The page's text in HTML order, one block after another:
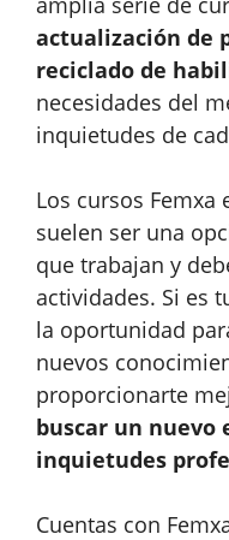
actualización de
reciclado de
necesidades del
inquietudes de
Los cursos Femxa
suelen ser una
que trabajan y
actividades. Si es
la oportunidad
nuevos
proporcionarte
buscar un nuevo
inquietudes
Cuentas con